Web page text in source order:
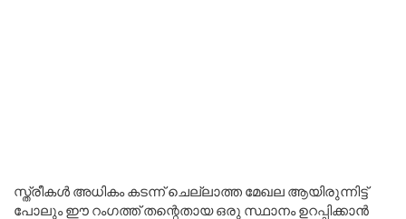
സ്ത്രീകൾ അധികം കടന്ന് ചെല്ലാത്ത മേഖല ആയിരുന്നിട്ട്
പോലും ഈ റംഗത്ത് തന്റെതായ ഒരു സ്ഥാനം ഉറപ്പിക്കാൻ